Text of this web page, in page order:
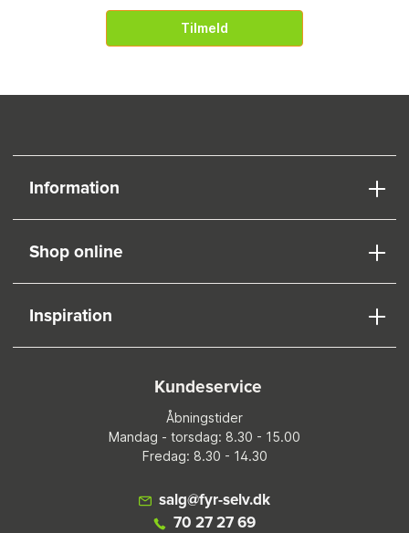
Tilmeld
Information
Shop online
Inspiration
Kundeservice
Åbningstider
Mandag - torsdag: 8.30 - 15.00
Fredag: 8.30 - 14.30
salg@fyr-selv.dk
70 27 27 69